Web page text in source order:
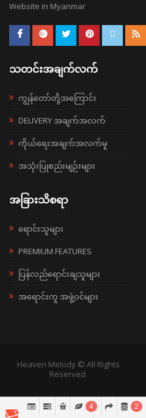
Website in Myanmar
သတင်းအချက်လက်
ကျွန်တော်တို့အကြောင်း
DELIVERY အချက်အလက်
ကိုယ်ရေးအချက်အလက်မူ
အသုံးပြုစည်းမျဉ်းများ
အခြားသိစရာ
ရောင်းသူများ
PREMIUM FEATURES
ပြန်လည်ရောင်းချသူများ
အရောင်းကူ အဖွဲ့ဝင်များ
Heaven Melody © All Rights
Reserved.
4 2